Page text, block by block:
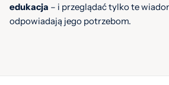
edukacja – i przeglądać tylko te
odpowiadają jego potrzebom.